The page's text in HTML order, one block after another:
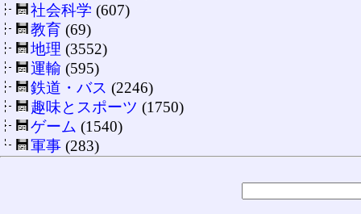
社会科学 (607)
教育 (69)
地理 (3552)
運輸 (595)
鉄道・バス (2246)
趣味とスポーツ (1750)
ゲーム (1540)
軍事 (283)